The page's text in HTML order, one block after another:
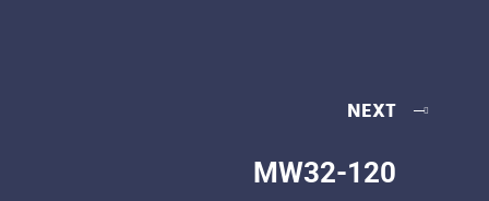
NEXT
MW32-120